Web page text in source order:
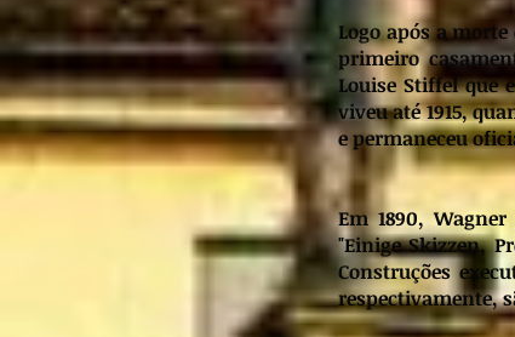
Logo após a
primeiro
Louise Stiffel que
viveu até 1915,
e permaneceu
Em 1890,
"Einige Skizzen,
Construções
respectivamente,